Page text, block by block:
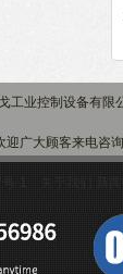
工业控制设备有
迎广大顾客来电咨询
-1